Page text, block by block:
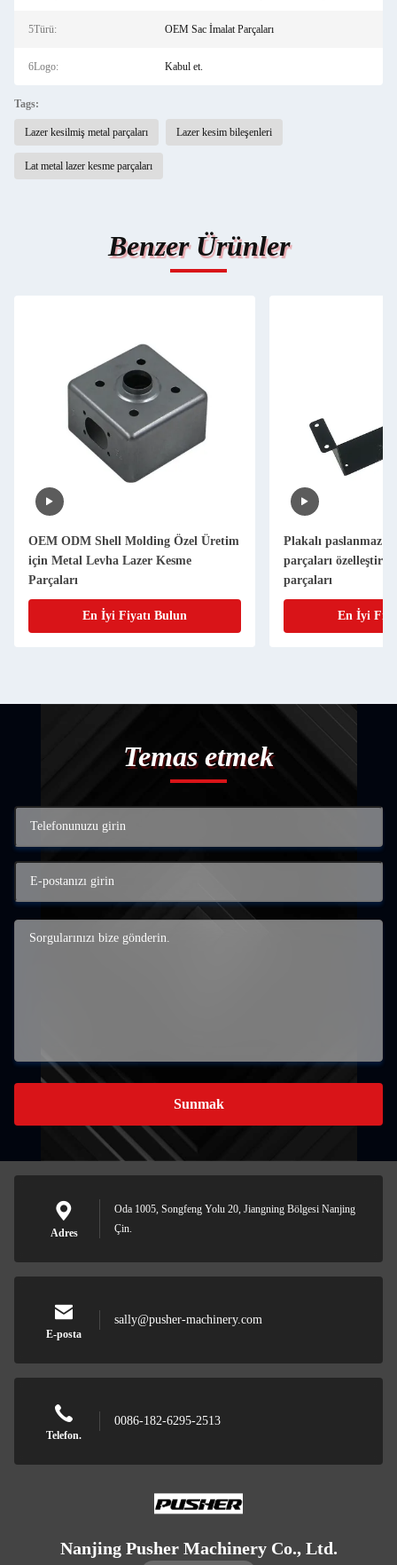
5Türü: OEM Sac İmalat Parçaları
6Logo: Kabul et.
Tags:
Lazer kesilmiş metal parçaları Lazer kesim bileşenleri
Lat metal lazer kesme parçaları
Benzer Ürünler
OEM ODM Shell Molding Özel Üretim
için Metal Levha Lazer Kesme
Parçaları
En İyi Fiyatı Bulun
Plakalı paslanmaz
parçaları
parçaları
En İyi
Temas etmek
Sunmak
Adres
Oda 1005, Songfeng Yolu 20, Jiangning Bölgesi Nanjing
Çin.
E-posta
sally@pusher-machinery.com
Telefon.
0086-182-6295-2513
Nanjing Pusher Machinery Co., Ltd.